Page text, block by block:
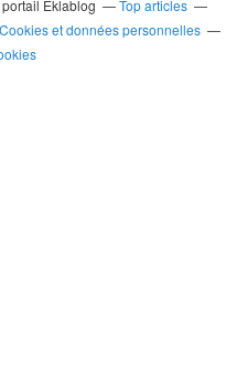
Eklablog
Top articles
Cookies et données personnelles